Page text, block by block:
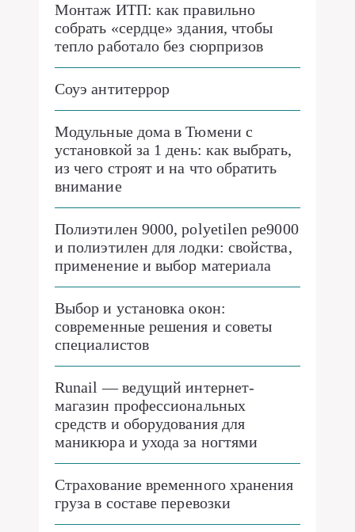
Монтаж ИТП: как правильно
собрать «сердце» здания, чтобы
тепло работало без сюрпризов
Соуэ антитеррор
Модульные дома в Тюмени с
установкой за 1 день: как выбрать,
из чего строят и на что обратить
внимание
Полиэтилен 9000, polyetilen pe9000
и полиэтилен для лодки: свойства,
применение и выбор материала
Выбор и установка окон:
современные решения и советы
специалистов
Runail — ведущий интернет-
магазин профессиональных
средств и оборудования для
маникюра и ухода за ногтями
Страхование временного хранения
груза в составе перевозки